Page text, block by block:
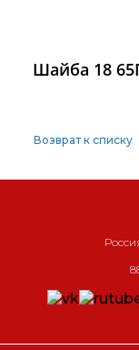
Шайба 18
Возврат к списку